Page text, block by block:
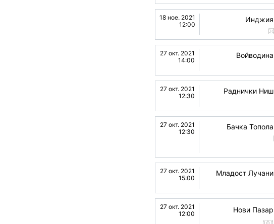
18 ное. 2021
12:00
Инджия
27 окт. 2021
14:00
Войводина
27 окт. 2021
12:30
Раднички Ниш
27 окт. 2021
12:30
Бачка Топола
27 окт. 2021
15:00
Младост Лучани
27 окт. 2021
12:00
Нови Пазар